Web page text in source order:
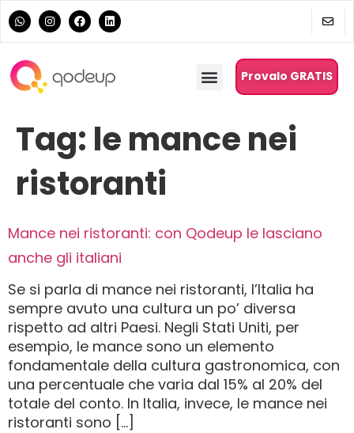
Provalo GRATIS
Tag: le mance nei
ristoranti
Mance nei ristoranti: con Qodeup le lasciano
anche gli italiani
Se si parla di mance nei ristoranti, l’Italia ha
sempre avuto una cultura un po’ diversa
rispetto ad altri Paesi. Negli Stati Uniti, per
esempio, le mance sono un elemento
fondamentale della cultura gastronomica, con
una percentuale che varia dal 15% al 20% del
totale del conto. In Italia, invece, le mance nei
ristoranti sono […]